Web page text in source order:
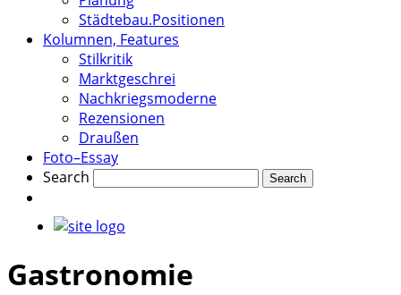
Städtebau.Positionen
Kolumnen, Features
Stilkritik
Marktgeschrei
Nachkriegsmoderne
Rezensionen
Draußen
Foto–Essay
Search
Gastronomie